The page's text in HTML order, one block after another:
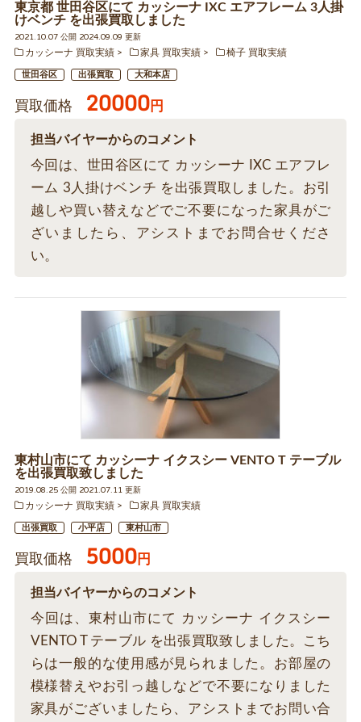
東京都 世田谷区にて カッシーナ IXC エアフレーム 3人掛
けベンチ を出張買取しました
2021.10.07 公開 2024.09.09 更新
カッシーナ 買取実績
家具 買取実績 椅子 買取実績
世田谷区 出張買取 大和本店
買取価格 20000円
担当バイヤーからのコメント
今回は、世田谷区にて カッシーナ IXC エアフレ
ーム 3人掛けベンチ を出張買取しました。お引
越しや買い替えなどでご不要になった家具がご
ざいましたら、アシストまでお問合せくださ
い。
東村山市にて カッシーナ イクスシー VENTO T テーブル
を出張買取致しました
2019.08.25 公開 2021.07.11 更新
カッシーナ 買取実績
家具 買取実績
出張買取 小平店 東村山市
買取価格 5000円
担当バイヤーからのコメント
今回は、東村山市にて カッシーナ イクスシー
VENTO T テーブル を出張買取致しました。こち
らは一般的な使用感が見られました。お部屋の
模様替えやお引っ越しなどで不要になりました
家具がございましたら、アシストまでお問い合